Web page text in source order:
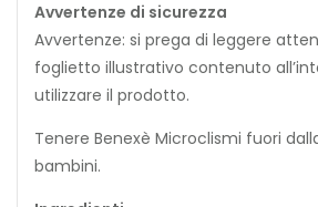
Avvertenze di sicurezza
Avvertenze: si prega di leggere
foglietto illustrativo contenuto
utilizzare il prodotto.
Tenere Benexè Microclismi fuori
bambini.